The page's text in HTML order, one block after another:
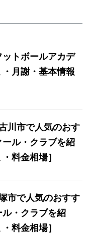
トボールアカデ
月謝・基本情報
川市で人気のおす
ル・クラブを紹
料金相場］
市で人気のおすす
・クラブを紹
料金相場］